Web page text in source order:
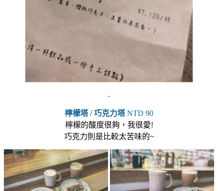
.
檸檬塔 / 巧克力塔 NTD 90
檸檬的酸度很夠，我很愛!
巧克力則是比較太苦味的~